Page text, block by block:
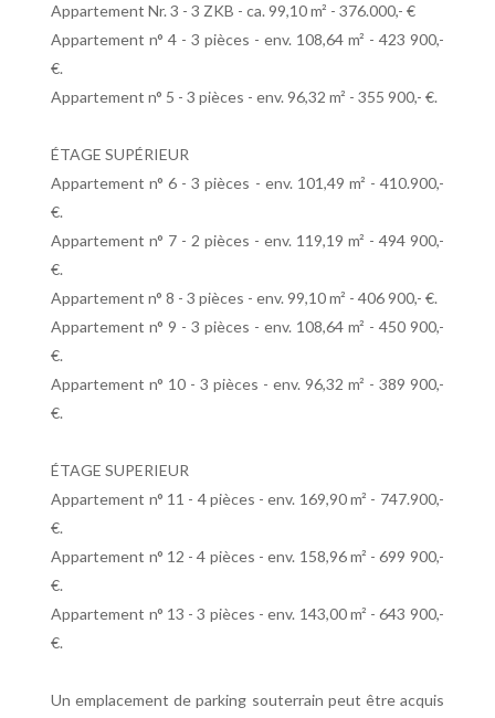
Appartement Nr. 3 - 3 ZKB - ca. 99,10 m² - 376.000,- €
Appartement n° 4 - 3 pièces - env. 108,64 m² - 423 900,-
€.
Appartement n° 5 - 3 pièces - env. 96,32 m² - 355 900,- €.
ÉTAGE SUPÉRIEUR
Appartement n° 6 - 3 pièces - env. 101,49 m² - 410.900,-
€.
Appartement n° 7 - 2 pièces - env. 119,19 m² - 494 900,-
€.
Appartement n° 8 - 3 pièces - env. 99,10 m² - 406 900,- €.
Appartement n° 9 - 3 pièces - env. 108,64 m² - 450 900,-
€.
Appartement n° 10 - 3 pièces - env. 96,32 m² - 389 900,-
€.
ÉTAGE SUPERIEUR
Appartement n° 11 - 4 pièces - env. 169,90 m² - 747.900,-
€.
Appartement n° 12 - 4 pièces - env. 158,96 m² - 699 900,-
€.
Appartement n° 13 - 3 pièces - env. 143,00 m² - 643 900,-
€.
Un emplacement de parking souterrain peut être acquis